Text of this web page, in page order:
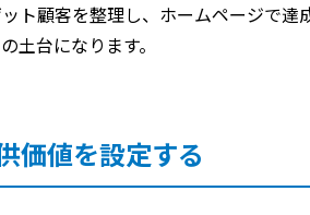
ト顧客を整理し、ホームページで
土台になります。
価値を設定する